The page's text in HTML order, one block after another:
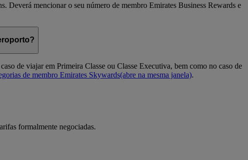
Deverá mencionar o seu número de membro Emirates Business Rewards e
de viajar em Primeira Classe ou Classe Executiva, bem como no caso de
de membro Emirates Skywards(abre na mesma janela).
formalmente negociadas.